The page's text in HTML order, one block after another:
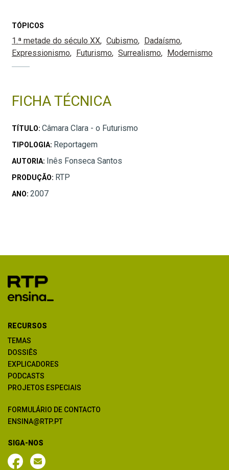
TÓPICOS
1.ª metade do século XX Cubismo
Dadaísmo
Expressionismo
Futurismo Surrealismo Modernismo
FICHA TÉCNICA
TÍTULO: Câmara Clara - o Futurismo
TIPOLOGIA: Reportagem
AUTORIA: Inês Fonseca Santos
PRODUÇÃO: RTP
ANO: 2007
RECURSOS
TEMAS
DOSSIÊS
EXPLICADORES
PODCASTS
PROJETOS ESPECIAIS
FORMULÁRIO DE CONTACTO
ENSINA@RTP.PT
SIGA-NOS